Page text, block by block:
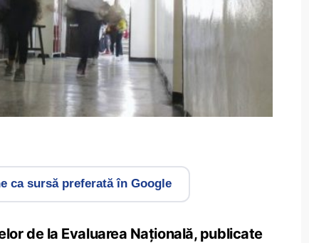
ca sursă preferată în Google
de la Evaluarea Națională, publicate